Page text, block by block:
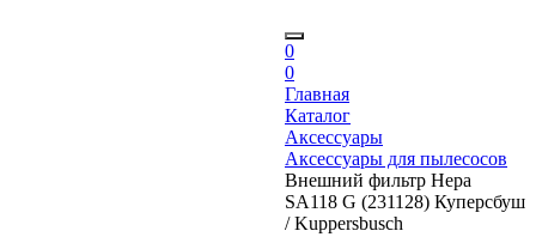
0
0
Главная
Каталог
Аксессуары
Аксессуары для пылесосов
Внешний фильтр Hepa
SA118 G (231128) Куперсбуш
/ Kuppersbusch